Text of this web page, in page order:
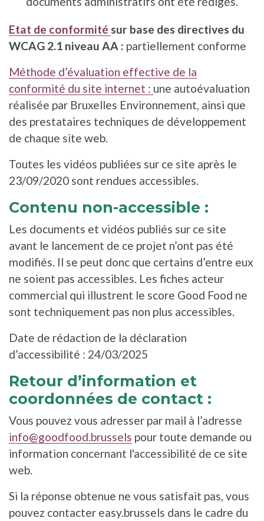
Etat de conformité sur base des directives du
WCAG 2.1 niveau AA : partiellement conforme
Méthode d’évaluation effective de la
conformité du site internet : une autoévaluation
réalisée par Bruxelles Environnement, ainsi que
des prestataires techniques de développement
de chaque site web.
Toutes les vidéos publiées sur ce site après le
23/09/2020 sont rendues accessibles.
Contenu non-accessible :
Les documents et vidéos publiés sur ce site
avant le lancement de ce projet n’ont pas été
modifiés. Il se peut donc que certains d’entre eux
ne soient pas accessibles. Les fiches acteur
commercial qui illustrent le score Good Food ne
sont techniquement pas non plus accessibles.
Date de rédaction de la déclaration
d’accessibilité : 24/03/2025
Retour d’information et
coordonnées de contact :
Vous pouvez vous adresser par mail à l’adresse
info@goodfood.brussels pour toute demande ou
information concernant l'accessibilité de ce site
web.
Si la réponse obtenue ne vous satisfait pas, vous
pouvez contacter easy.brussels dans le cadre du